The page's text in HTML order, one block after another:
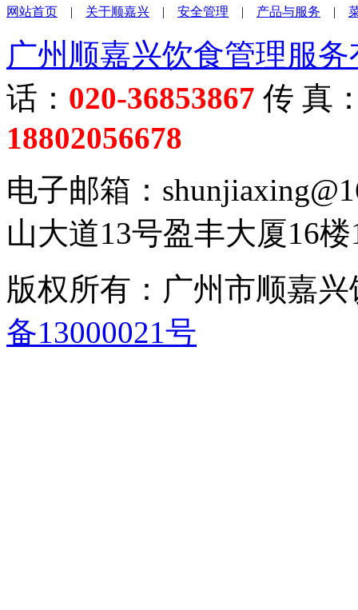
网站首页 | 关于顺嘉兴 | 安全管理 | 产品与服务 |
广州顺嘉兴饮食管理服
话： 020-36853867 传 真
18802056678
电子邮箱：
山大道13号盈丰大厦16楼
版权所有：广州市顺嘉
备13000021号